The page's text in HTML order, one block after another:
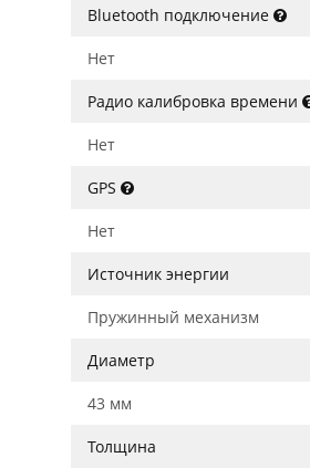
Bluetooth подключение
Нет
Радио калибровка времени
Нет
GPS
Нет
Источник энергии
Пружинный механизм
Диаметр
43 мм
Толщина